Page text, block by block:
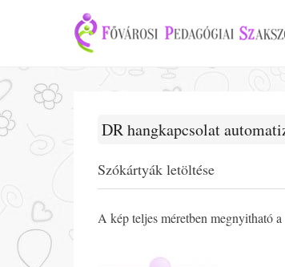
DR hangkapcsolat
Szókártyák letöltése
A kép teljes méretben megnyitható